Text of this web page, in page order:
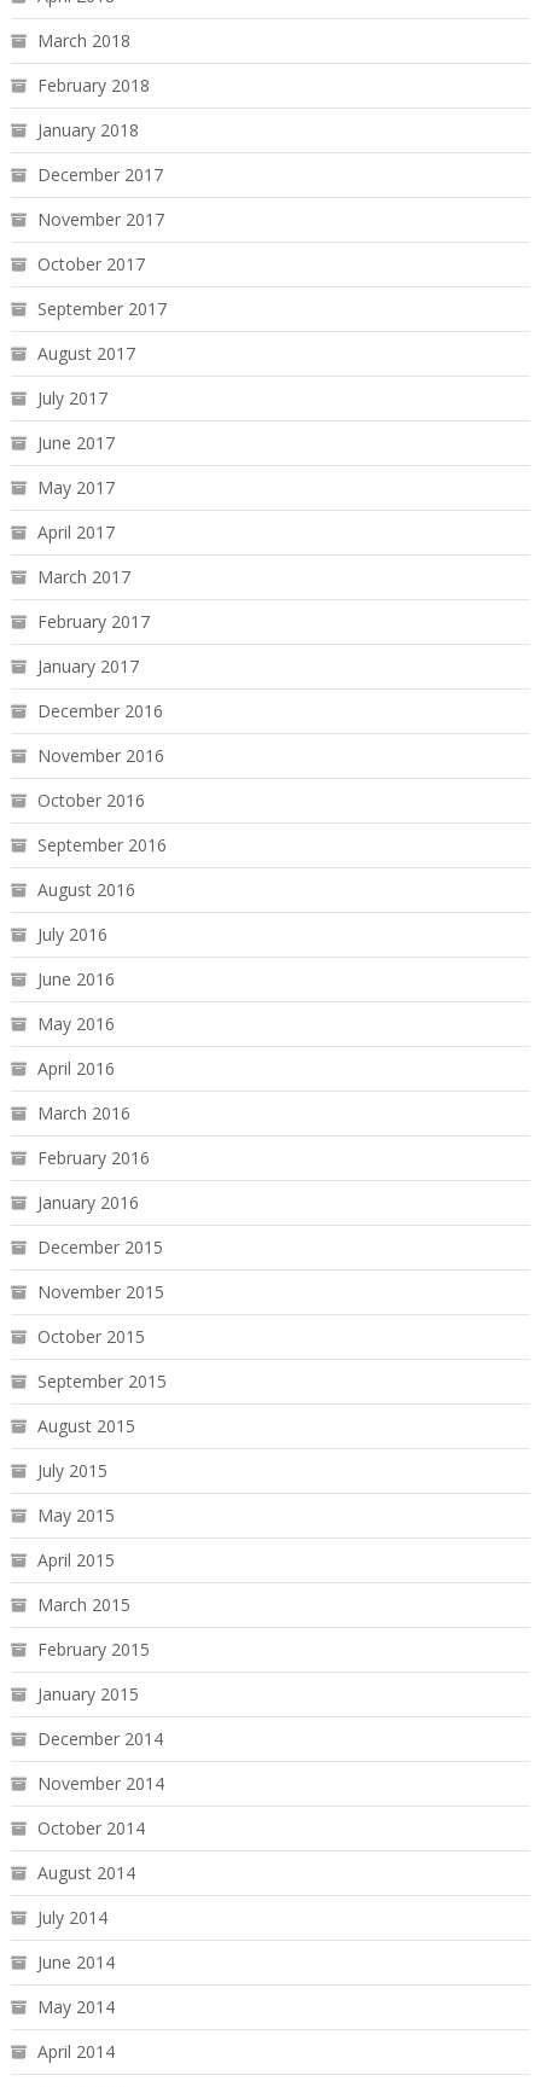
March 2018
February 2018
January 2018
December 2017
November 2017
October 2017
September 2017
August 2017
July 2017
June 2017
May 2017
April 2017
March 2017
February 2017
January 2017
December 2016
November 2016
October 2016
September 2016
August 2016
July 2016
June 2016
May 2016
April 2016
March 2016
February 2016
January 2016
December 2015
November 2015
October 2015
September 2015
August 2015
July 2015
May 2015
April 2015
March 2015
February 2015
January 2015
December 2014
November 2014
October 2014
August 2014
July 2014
June 2014
May 2014
April 2014